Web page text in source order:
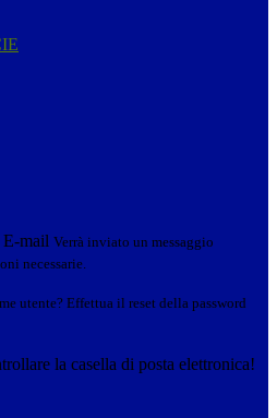
E-mail Verrà inviato un messaggio
necessarie.
utente? Effettua il reset della password
la casella di posta elettronica!